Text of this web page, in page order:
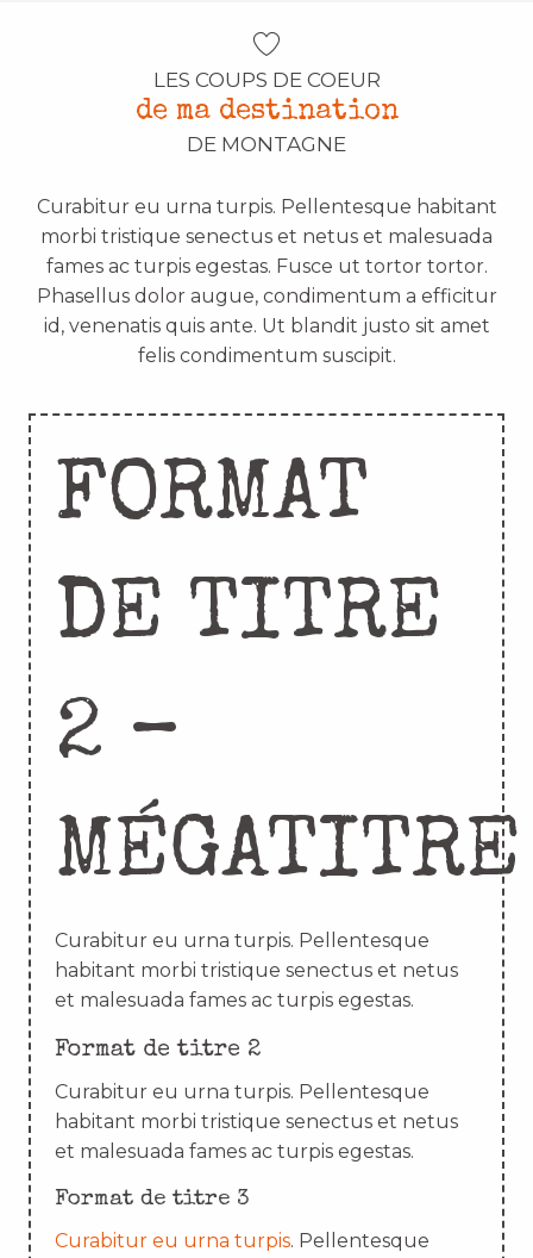
LES COUPS DE COEUR
de ma destination
DE MONTAGNE
Curabitur eu urna turpis. Pellentesque habitant
morbi tristique senectus et netus et malesuada
fames ac turpis egestas. Fusce ut tortor tortor.
Phasellus dolor augue, condimentum a efficitur
id, venenatis quis ante. Ut blandit justo sit amet
felis condimentum suscipit.
FORMAT
DE TITRE
2 –
MÉGATITRE
Curabitur eu urna turpis. Pellentesque
habitant morbi tristique senectus et netus
et malesuada fames ac turpis egestas.
Format de titre 2
Curabitur eu urna turpis. Pellentesque
habitant morbi tristique senectus et netus
et malesuada fames ac turpis egestas.
Format de titre 3
Curabitur eu urna turpis. Pellentesque